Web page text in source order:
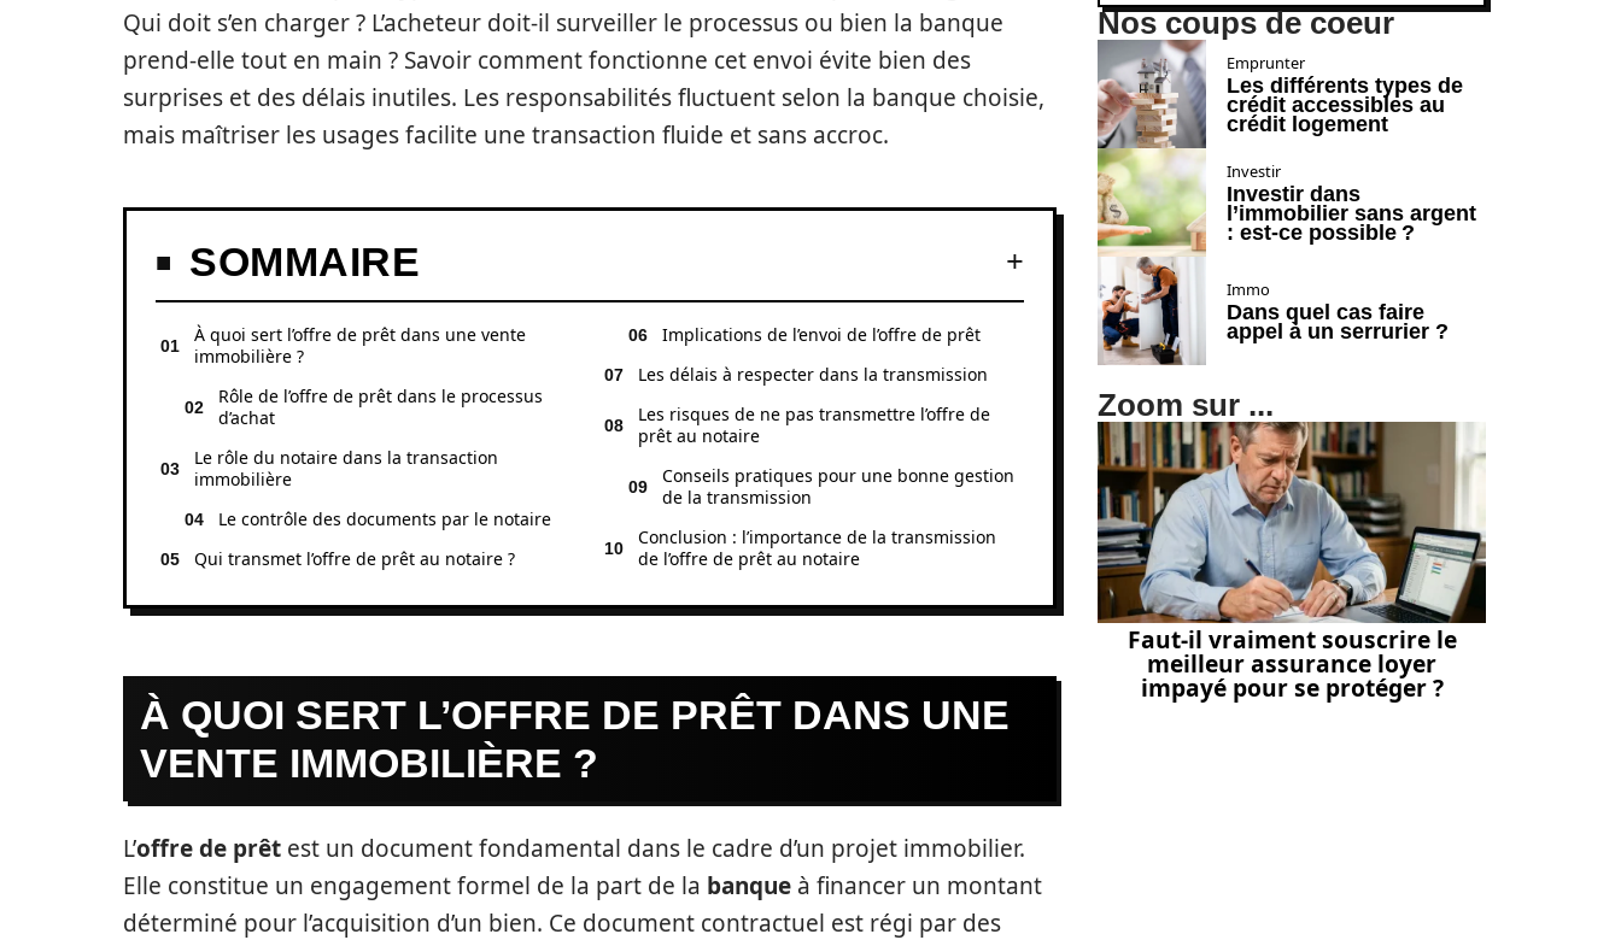
Qui doit s’en charger ? L’acheteur doit-il surveiller le processus ou bien la banque
prend-elle tout en main ? Savoir comment fonctionne cet envoi évite bien des
surprises et des délais inutiles. Les responsabilités fluctuent selon la banque choisie,
mais maîtriser les usages facilite une transaction fluide et sans accroc.
SOMMAIRE
À quoi sert l’offre de prêt dans une vente
immobilière ?
Rôle de l’offre de prêt dans le processus
d’achat
Le rôle du notaire dans la transaction
immobilière
Le contrôle des documents par le notaire
Qui transmet l’offre de prêt au notaire ?
Implications de l’envoi de l’offre de prêt
Les délais à respecter dans la transmission
Les risques de ne pas transmettre l’offre de
prêt au notaire
Conseils pratiques pour une bonne gestion
de la transmission
Conclusion : l’importance de la transmission
de l’offre de prêt au notaire
À QUOI SERT L’OFFRE DE PRÊT DANS UNE
VENTE IMMOBILIÈRE ?
L’offre de prêt est un document fondamental dans le cadre d’un projet immobilier.
Elle constitue un engagement formel de la part de la banque à financer un montant
déterminé pour l’acquisition d’un bien. Ce document contractuel est régi par des
Nos coups de coeur
Emprunter
Les différents types de
crédit accessibles au
crédit logement
Investir
Investir dans
l’immobilier sans argent
: est-ce possible ?
Immo
Dans quel cas faire
appel à un serrurier ?
Zoom sur ...
Faut-il vraiment souscrire le
meilleur assurance loyer
impayé pour se protéger ?